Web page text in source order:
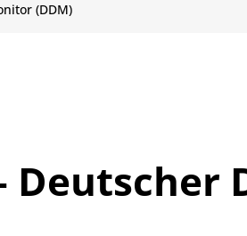
(DDM)
Deutscher